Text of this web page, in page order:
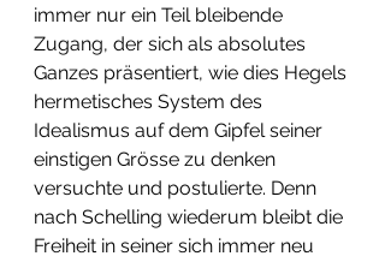
immer nur ein Teil bleibende
Zugang, der sich als absolutes
Ganzes präsentiert, wie dies Hegels
hermetisches System des
Idealismus auf dem Gipfel seiner
einstigen Grösse zu denken
versuchte und postulierte. Denn
nach Schelling wiederum bleibt die
Freiheit in seiner sich immer neu